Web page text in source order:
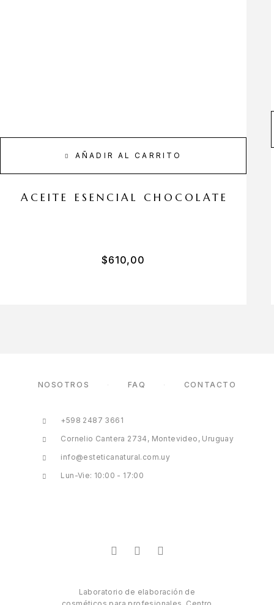
AÑADIR AL CARRITO
ACEITE ESENCIAL CHOCOLATE
$610,00
NOSOTROS FAQ CONTACTO
+598 2487 3661
Cornelio Cantera 2734, Montevideo, Uruguay
info@esteticanatural.com.uy
Lun-Vie: 10:00 - 17:00
Laboratorio de elaboración de